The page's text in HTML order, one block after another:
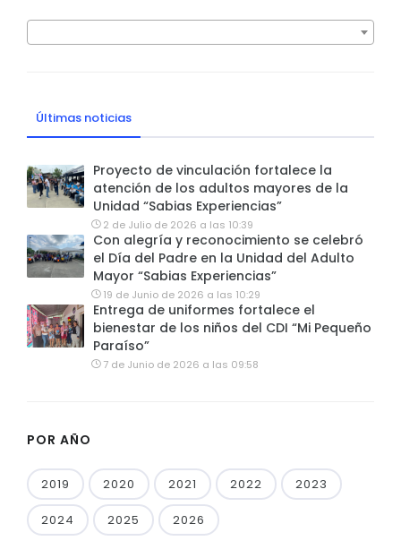
Últimas noticias
Proyecto de vinculación fortalece la
atención de los adultos mayores de la
Unidad “Sabias Experiencias”
2 de Julio de 2026 a las 10:39
Con alegría y reconocimiento se celebró
el Día del Padre en la Unidad del Adulto
Mayor “Sabias Experiencias”
19 de Junio de 2026 a las 10:29
Entrega de uniformes fortalece el
bienestar de los niños del CDI “Mi Pequeño
Paraíso”
7 de Junio de 2026 a las 09:58
POR AÑO
2019 2020 2021 2022 2023
2024 2025 2026